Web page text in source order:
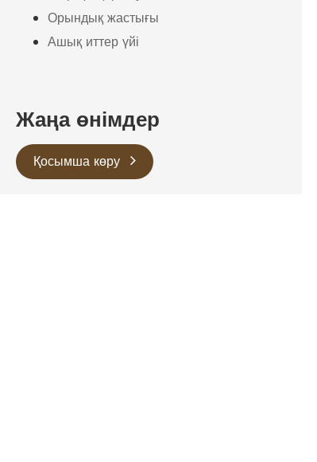
Орындық жастығы
Ашық иттер үйі
Жаңа өнімдер
Қосымша көру